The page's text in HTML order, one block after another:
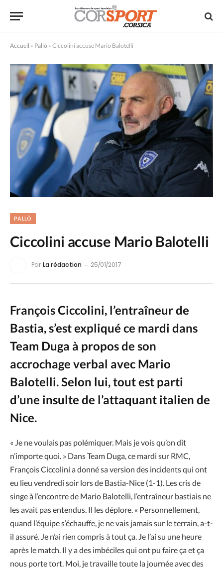
Accueil » Pallò » Ciccolini accuse Mario Balotelli
PALLÒ
Ciccolini accuse Mario Balotelli
ParLa rédaction 25/01/2017
François Ciccolini, l’entraîneur de
Bastia, s’est expliqué ce mardi dans
Team Duga à propos de son
accrochage verbal avec Mario
Balotelli. Selon lui, tout est parti
d’une insulte de l’attaquant italien de
Nice.
« Je ne voulais pas polémiquer. Mais je vois qu’on dit
n’importe quoi. » Dans Team Duga, ce mardi sur RMC,
François Ciccolini a donné sa version des incidents qui ont
eu lieu vendredi soir lors de Bastia-Nice (1-1). Les cris de
singe à l’encontre de Mario Balotelli, l’entraîneur bastiais ne
les avait pas entendus. Il les déplore. « Personnellement,
quand l’équipe s’échauffe, je ne vais jamais sur le terrain, a-t-
il assuré. Je n’ai rien compris à tout ça. Je l’ai su une heure
après le match. Il y a des imbéciles qui ont pu faire ça et ça
nous porte tort. Moi, je travaille toute la journée avec des